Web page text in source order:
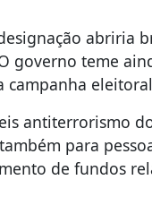
abriria
governo teme
campanha
antiterrorismo
para
de fundos